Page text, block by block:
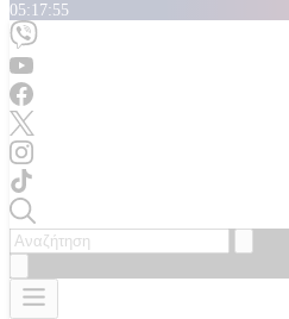
05:17:57